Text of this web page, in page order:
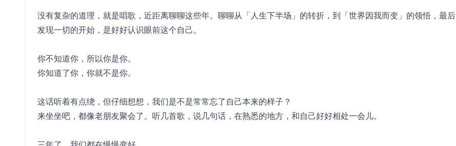
没有复杂的道理，就是唱歌，近距离聊聊这些年。聊聊从「人生下半场」的转折，到「世界因我而变」的领悟，最后
发现一切的开始，是好好认识眼前这个自己。
你不知道你，所以你是你。
你知道了你，你就不是你。
这话听着有点绕，但仔细想想，我们是不是常常忘了自己本来的样子？
来坐坐吧，都像老朋友聚会了。听几首歌，说几句话，在熟悉的地方，和自己好好相处一会儿。